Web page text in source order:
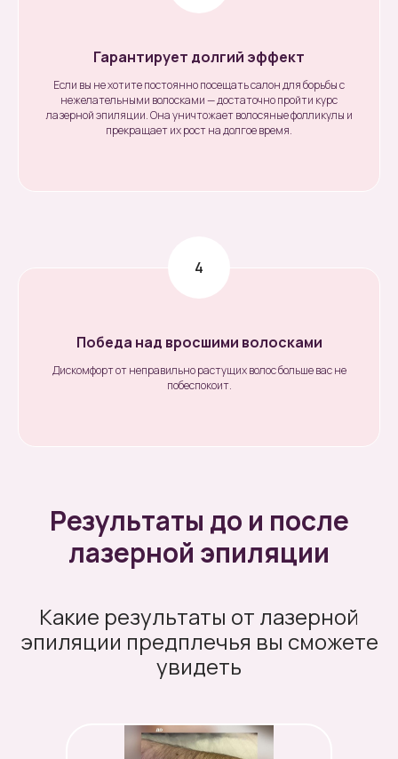
Гарантирует долгий эффект
Если вы не хотите постоянно посещать салон для борьбы с
нежелательными волосками — достаточно пройти курс
лазерной эпиляции. Она уничтожает волосяные фолликулы и
прекращает их рост на долгое время.
Победа над вросшими волосками
Дискомфорт от неправильно растущих волос больше вас не
побеспокоит.
Результаты до и после
лазерной эпиляции
Какие результаты от лазерной
эпиляции предплечья вы сможете
увидеть